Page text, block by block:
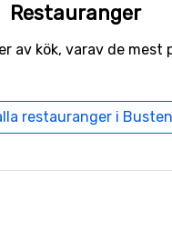
Restauranger
kök, varav de mest
restauranger i